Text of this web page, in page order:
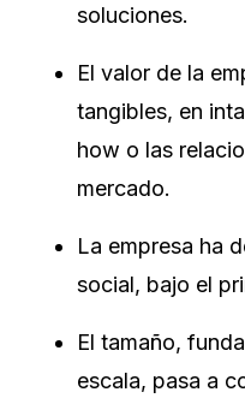
soluciones.
El valor de la
tangibles, en
how o las
mercado.
La empresa ha
social, bajo el
El tamaño,
escala, pasa a